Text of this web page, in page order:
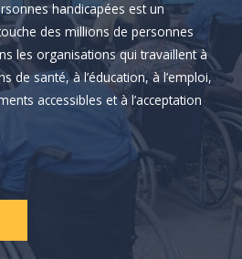
handicapées est un
des millions de personnes
les organisations qui travaillent à
de santé, à l’éducation, à l’emploi,
accessibles et à l’acceptation